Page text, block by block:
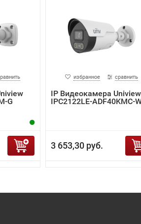
G
избранное сравнить
IP Видеокамера Uniview
IPC2122LE-ADF40KMC-
3 653,30 руб.